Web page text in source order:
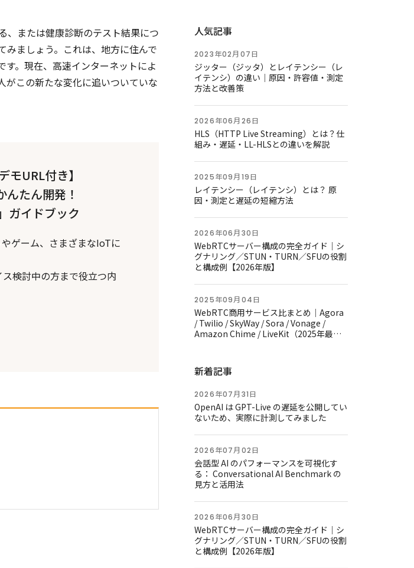
、または健康診断のテスト結果につ
みましょう。これは、地方に住んで
。現在、高速インターネットによ
がこの新たな変化に追いついていな
モURL付き】
たん開発！
ガイドブック
ゲーム、さまざまなIoTに
検討中の方まで役立つ内
人気記事
2023年02月07日
ジッター（ジッタ）とレイテンシー（レ
イテンシ）の違い｜原因・許容値・測定
方法と改善策
2026年06月26日
HLS（HTTP Live Streaming）とは？仕
組み・遅延・LL-HLSとの違いを解説
2025年09月19日
レイテンシー（レイテンシ）とは？ 原
因・測定と遅延の短縮方法
2026年06月30日
WebRTCサーバー構成の完全ガイド｜シ
グナリング／STUN・TURN／SFUの役割
と構成例【2026年版】
2025年09月04日
WebRTC商用サービス比まとめ｜Agora
/ Twilio / SkyWay / Sora / Vonage /
Amazon Chime / LiveKit（2025年最新
新着記事
2026年07月31日
OpenAI は GPT-Live の遅延を公開してい
ないため、実際に計測してみました
2026年07月02日
会話型 AI のパフォーマンスを可視化す
る： Conversational AI Benchmark の
見方と活用法
2026年06月30日
WebRTCサーバー構成の完全ガイド｜シ
グナリング／STUN・TURN／SFUの役割
と構成例【2026年版】